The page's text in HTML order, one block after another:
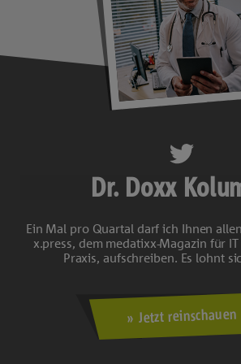
Dr. Doxx
Ein Mal pro Quartal darf ich Ihnen
x.press, dem medatixx-Magazin für
Praxis, aufschreiben. Es lohnt
Jetzt reinschauen